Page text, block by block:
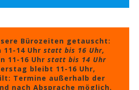
Bürozeiten getauscht:
14 Uhr statt bis 16 Uhr,
11-16 Uhr statt bis 14 Uhr
bleibt 11-16 Uhr,
Termine außerhalb der
nach Absprache möglich.